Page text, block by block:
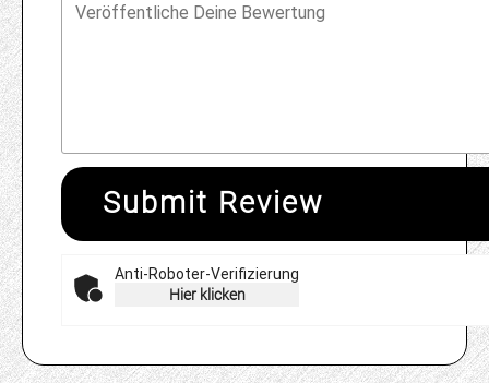
Submit Review
Anti-Roboter-Verifizierung
Hier klicken